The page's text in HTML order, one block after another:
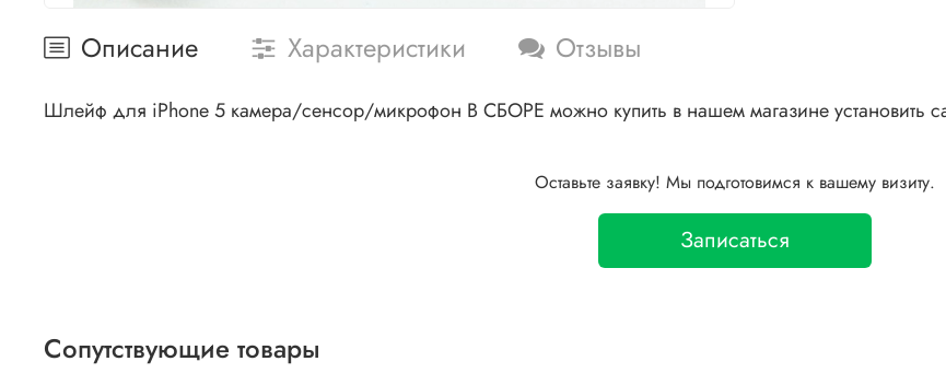
Описание Характеристики Отзывы
Шлейф для iPhone 5 камера/сенсор/микрофон В СБОРЕ можно купить в нашем магазине установить
Оставьте заявку! Мы подготовимся к вашему визиту.
Записаться
Сопутствующие товары